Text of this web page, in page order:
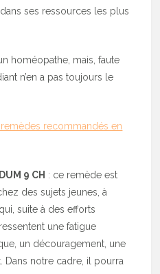
dans ses ressources les plus
homéopathe, mais, faute
n’en a pas toujours le
recommandés en
9 CH : ce remède est
des sujets jeunes, à
suite à des efforts
une fatigue
un découragement, une
Dans notre cadre, il pourra